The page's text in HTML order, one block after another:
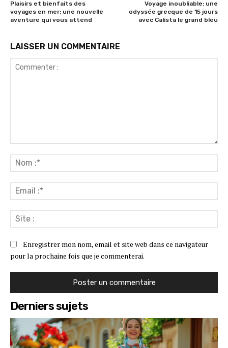
Plaisirs et bienfaits des
voyages en mer: une nouvelle
aventure qui vous attend
Voyage inoubliable: une
odyssée grecque de 15 jours
avec Calista le grand bleu
LAISSER UN COMMENTAIRE
:*
:*
:
Enregistrer mon nom, email et site web dans ce navigateur
pour la prochaine fois que je commenterai.
Derniers sujets